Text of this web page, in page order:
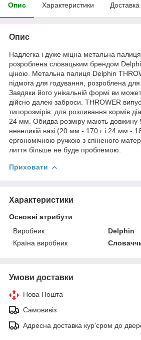
Опис Характеристики Доставка
Опис
Надлегка і дуже міцна метальна
розроблена словацьким брендом
ціною. Метальна палиця Delphin
підмога для годування, розроблена
Завдяки його унікальній формі ви
дійсно далекі заброси. THROWER
типорозмірів: для розливання кормів
24 мм. Обидва розміру мають довжину
невеликій вазі (20 мм - 170 г і 24 мм -
ергономічною ручкою з спіненого
лиття більше не буде проблемою.
Приховати
Характеристики
Основні атрибути
Виробник
Delphin
Країна виробник
Умови доставки
Нова Пошта
Самовивіз
Адресна доставка кур'єром до